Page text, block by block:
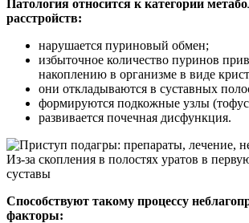
Патология относится к категории
расстройств:
нарушается пуриновый обмен;
избыточное количество пуринов
накоплению в организме в виде
они откладываются в суставных
формируются подкожные узлы
развивается почечная дисфункция.
Из-за скопления в полостях уратов в
суставы
Способствуют такому процессу
факторы: